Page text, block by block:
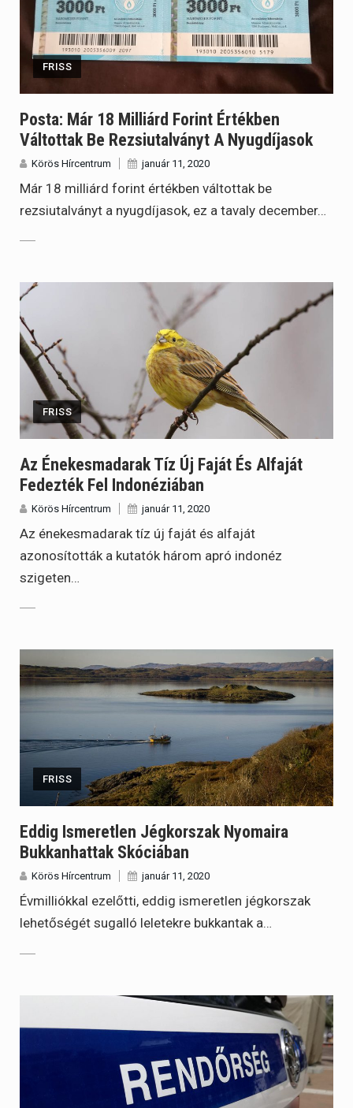
FRISS
Posta: Már 18 Milliárd Forint Értékben
Váltottak Be Rezsiutalványt A Nyugdíjasok
Körös Hírcentrum január 11, 2020
Már 18 milliárd forint értékben váltottak be
rezsiutalványt a nyugdíjasok, ez a tavaly december…
FRISS
Az Énekesmadarak Tíz Új Faját És Alfaját
Fedezték Fel Indonéziában
Körös Hírcentrum január 11, 2020
Az énekesmadarak tíz új faját és alfaját
azonosították a kutatók három apró indonéz
szigeten…
FRISS
Eddig Ismeretlen Jégkorszak Nyomaira
Bukkanhattak Skóciában
Körös Hírcentrum január 11, 2020
Évmilliókkal ezelőtti, eddig ismeretlen jégkorszak
lehetőségét sugalló leletekre bukkantak a…